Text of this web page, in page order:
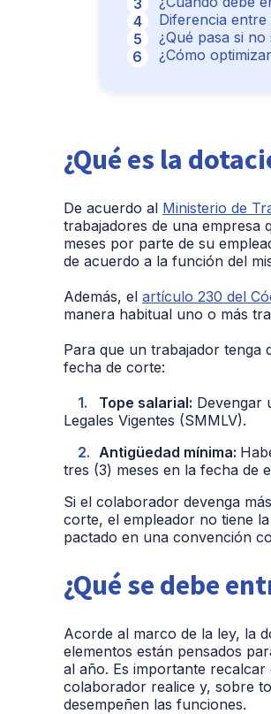
Diferencia
¿Qué pasa si
¿Cómo
¿Qué es la
De acuerdo al Ministerio de
trabajadores de una empresa
meses por parte de su
de acuerdo a la función del
Además, el artículo 230 del
manera habitual uno o más
Para que un trabajador tenga
fecha de corte:
Tope salarial: Devengar
Legales Vigentes (SMMLV).
Antigüedad mínima:
tres (3) meses en la fecha de
Si el colaborador devenga
corte, el empleador no tiene
pactado en una convención
¿Qué se debe
Acorde al marco de la ley, la
elementos están pensados
al año. Es importante
colaborador realice y, sobre
desempeñen las funciones.